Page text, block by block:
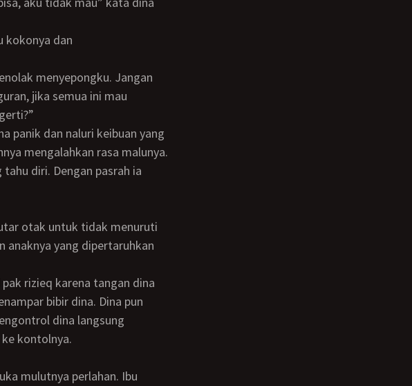
jika semua ini mau
mengalahkan rasa malunya.
diri. Dengan pasrah ia
anaknya yang dipertaruhkan
bibir dina. Dina pun
dina langsung
kontolnya.